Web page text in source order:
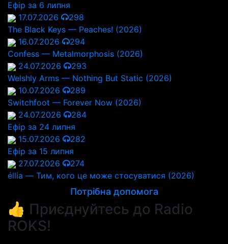
Ефір за 6 липня
17.07.2026
298
The Black Keys — Peaches! (2026)
16.07.2026
294
Confess — Metalmorphosis (2026)
24.07.2026
293
Welshly Arms — Nothing But Static (2026)
10.07.2026
289
Switchfoot — Forever Now (2026)
24.07.2026
284
Ефір за 24 липня
15.07.2026
282
Ефір за 15 липня
27.07.2026
274
éllia — Тим, кого це може стосуватися (2026)
Потрібна допомога
👍 Приєднуйтесь до Radio
ROKS!